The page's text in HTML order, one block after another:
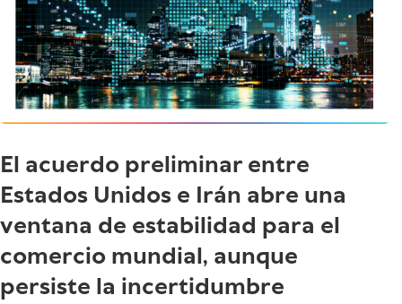
El acuerdo preliminar entre
Estados Unidos e Irán abre una
ventana de estabilidad para el
comercio mundial, aunque
persiste la incertidumbre